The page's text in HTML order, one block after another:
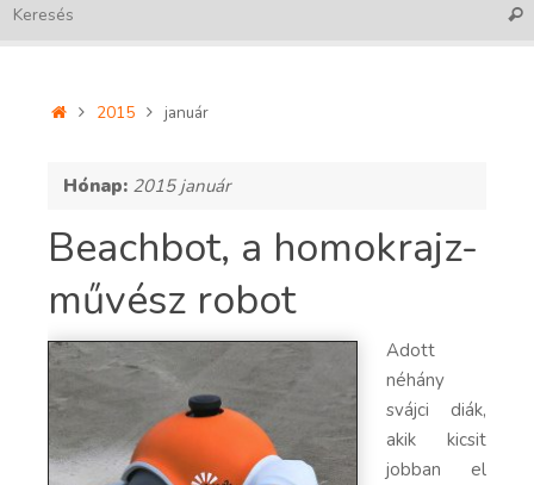
Home2015 január
Hónap: 2015 január
Beachbot, a homokrajz-
művész robot
Adott
néhány
svájci diák,
akik kicsit
jobban el